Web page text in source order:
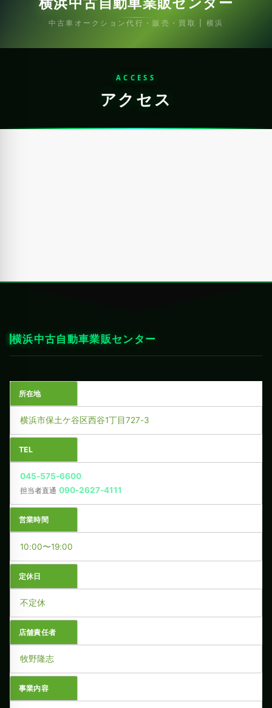
中古車オークション代行・販売・買取 | 横浜
ACCESS
アクセス
横浜中古自動車業販センター
所在地
横浜市保土ケ谷区西谷1丁目727-3
TEL
045-575-6600
担当者直通 090-2627-4111
営業時間
10:00〜19:00
定休日
不定休
店舗責任者
牧野隆志
事業内容